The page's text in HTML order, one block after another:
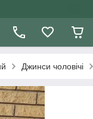
Джинси чоловічі